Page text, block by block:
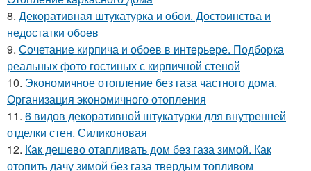
8. Декоративная штукатурка и обои. Достоинства и
недостатки обоев
9. Сочетание кирпича и обоев в интерьере. Подборка
реальных фото гостиных с кирпичной стеной
10. Экономичное отопление без газа частного дома.
Организация экономичного отопления
11. 6 видов декоративной штукатурки для внутренней
отделки стен. Силиконовая
12. Как дешево отапливать дом без газа зимой. Как
отопить дачу зимой без газа твердым топливом